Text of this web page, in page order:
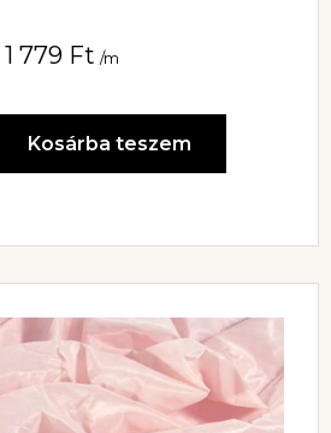
1 779 Ft /m
Kosárba teszem